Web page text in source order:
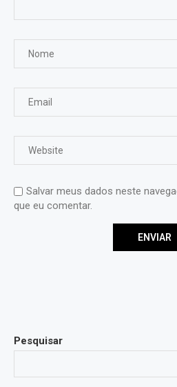
Salvar meus dados neste
que eu comentar.
Pesquisar